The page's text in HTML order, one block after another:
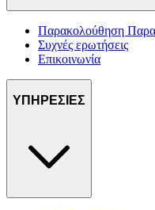
Παρακολούθηση
Συχνές ερωτήσεις
Επικοινωνία
ΥΠΗΡΕΣΙΕΣ